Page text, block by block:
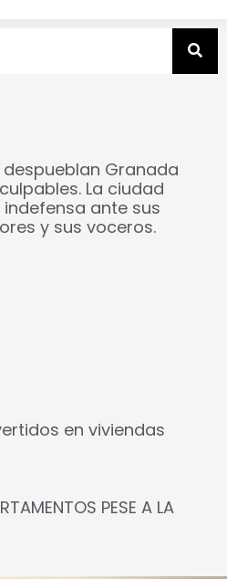
despueblan Granada
La ciudad
ante sus
y sus voceros.
en viviendas
PESE A LA